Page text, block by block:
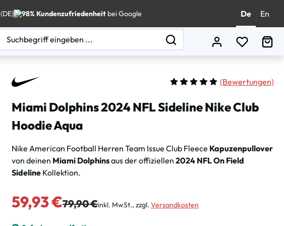
(DE) 98% Kundenzufriedenheit bei Google De En
Du hast
(Bewertungen)
Miami Dolphins 2024 NFL Sideline Nike Club
Hoodie Aqua
Nike American Football Herren Team Issue Club Fleece Kapuzenpullover
von deinen Miami Dolphinsaus der offiziellen 2024 NFL On Field
Sideline Kollektion.
Verkaufspreis:
59,93 €Regulärer Preis:
79,90 €inkl. MwSt., zzgl. Versandkosten